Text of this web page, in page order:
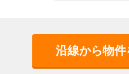
沿線から物件